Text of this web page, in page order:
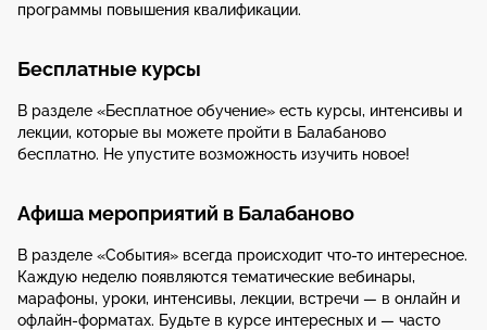
программы повышения квалификации.
Бесплатные курсы
В разделе «Бесплатное обучение» есть курсы, интенсивы и
лекции, которые вы можете пройти в Балабаново
бесплатно. Не упустите возможность изучить новое!
Афиша мероприятий в Балабаново
В разделе «События» всегда происходит что-то интересное.
Каждую неделю появляются тематические вебинары,
марафоны, уроки, интенсивы, лекции, встречи — в онлайн и
офлайн-форматах. Будьте в курсе интересных и — часто